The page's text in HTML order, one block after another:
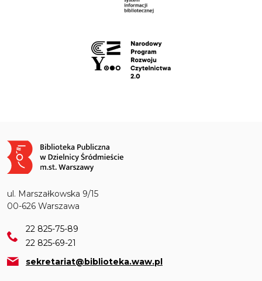
Obraz
ul. Marszałkowska 9/15
00-626 Warszawa
22 825-75-89
22 825-69-21
sekretariat@biblioteka.waw.pl